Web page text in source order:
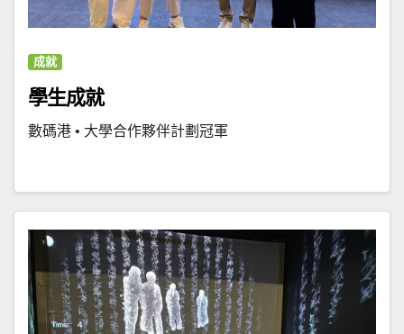
成就
學生成就
數碼港 • 大學合作夥伴計劃冠軍